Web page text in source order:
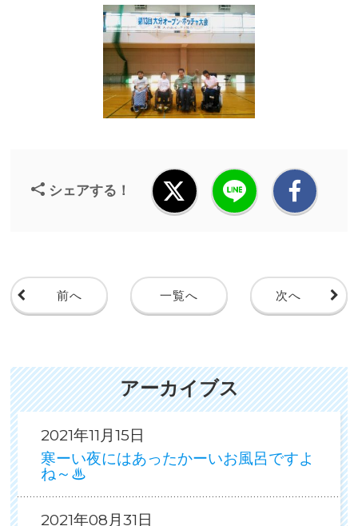
シェアする！
前へ 一覧へ 次へ
アーカイブス
2021年11月15日
寒ーい夜にはあったかーいお風呂ですよ
ね～♨
2021年08月31日